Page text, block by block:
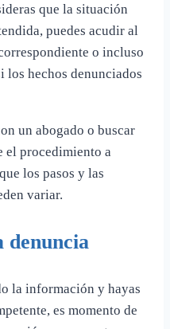
que la situación
puedes acudir al
o incluso
los hechos denunciados
un abogado o buscar
el procedimiento a
los pasos y las
variar.
denuncia
la información y hayas
es momento de